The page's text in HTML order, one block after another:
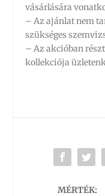
vásárlására
– Az ajánlat nem
szükséges
– Az akcióban
kollekciója
MÉRTÉK: